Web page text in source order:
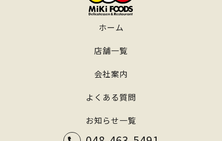
ホーム
店舗一覧
会社案内
よくある質問
お知らせ一覧